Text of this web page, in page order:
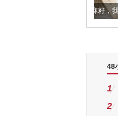
康的黄金亚麻籽，我们把它加到了
48
1
2